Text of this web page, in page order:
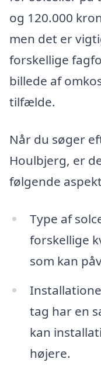
og 120.000
men det er
forskellige
billede af
tilfælde.
Når du søger
Houlbjerg, er
følgende
Type af
forskellige
som kan
tag har en
kan
højere.